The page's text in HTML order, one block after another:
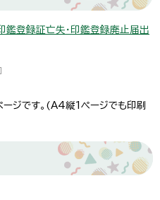
鑑登録証亡失・印鑑登録廃止届出
ジです。(A4縦1ページでも印刷